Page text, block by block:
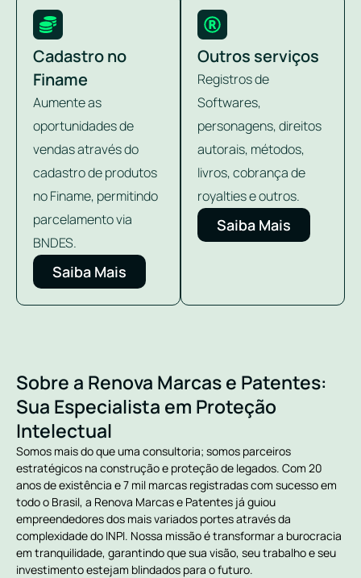
Cadastro no
Finame
Aumente as
oportunidades de
vendas através do
cadastro de produtos
no Finame, permitindo
parcelamento via
BNDES.
Saiba Mais
Outros serviços
Registros de
Softwares,
personagens, direitos
autorais, métodos,
livros, cobrança de
royalties e outros.
Saiba Mais
Sobre a Renova Marcas e Patentes:
Sua Especialista em Proteção
Intelectual
Somos mais do que uma consultoria; somos parceiros
estratégicos na construção e proteção de legados. Com 20
anos de existência e 7 mil marcas registradas com sucesso em
todo o Brasil, a Renova Marcas e Patentes já guiou
empreendedores dos mais variados portes através da
complexidade do INPI. Nossa missão é transformar a burocracia
em tranquilidade, garantindo que sua visão, seu trabalho e seu
investimento estejam blindados para o futuro.